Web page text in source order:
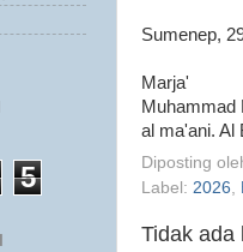
Sumenep,
Marja'
Muhammad
al ma'ani. Al
Diposting
Label: 2026,
Tidak ada
5